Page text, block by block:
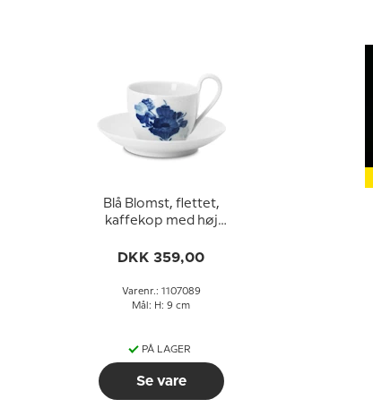
Blå Blomst, flettet,
kaffekop med høj
089, Royal
DKK 359,00
Varenr.: 1107089
Mål: H: 9 cm
PÅ LAGER
Se vare